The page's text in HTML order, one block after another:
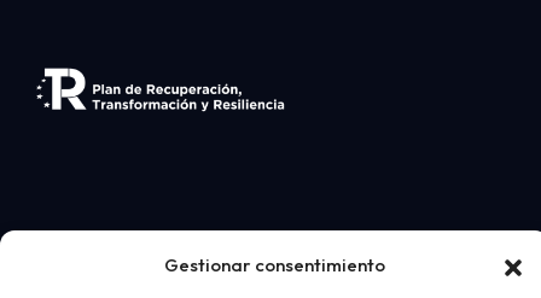
Gestionar consentimiento